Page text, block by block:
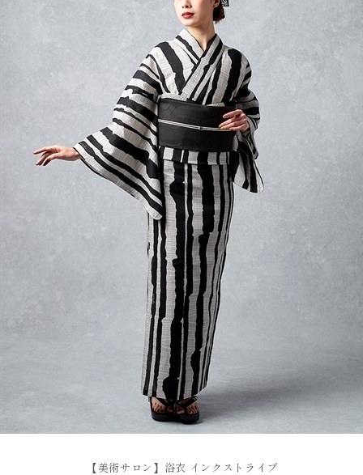
【美術サロン】浴衣 インクストライプ